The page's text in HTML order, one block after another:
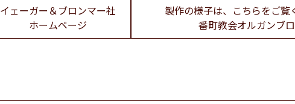
イェーガー＆ブロンマー社
ホームページ
製作の様子は、こちらをご覧
番町教会オルガンブ